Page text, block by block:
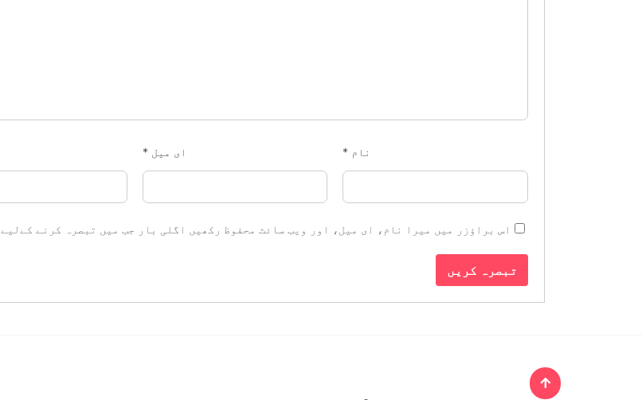
نام * ای میل *
اس براؤزر میں میرا نام، ای میل، اور ویب سائٹ محفوظ رکھیں اگلی بار جب میں تبصرہ کرنے کےلیے۔